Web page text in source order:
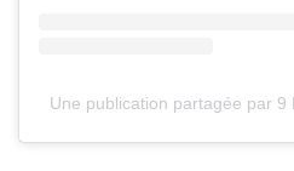
Une publication partagée par 9